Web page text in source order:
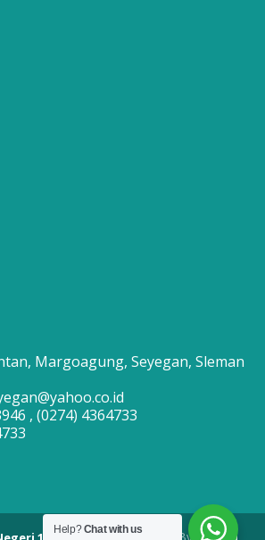
Margoagung, Seyegan, Sleman
, (0274) 4364733
Help?Chat with us